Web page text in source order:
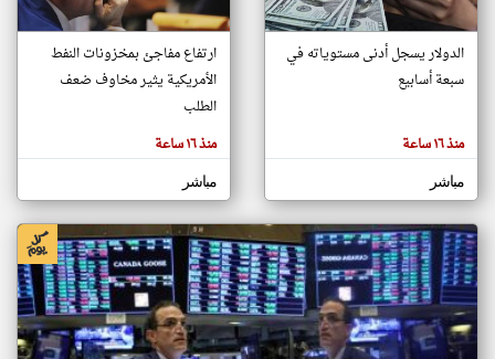
تغيير الدولة
مصادر الأخبار من الإمارات
اخبار الإمارات على مدار الساعة
أهم اخبار الإمارات العاجلة والمباشرة
هنا عن
وجهة
كاتبيها.
الدولار يسجل أدنى مستوياته في
سبعة أسابيع
منذ ١٦ ساعة
مباشر
ارتفاع مفاجئ بمخزونات النفط
الأمريكية يثير مخاوف ضعف
الطلب
منذ ١٦ ساعة
مباشر
klyoum.com